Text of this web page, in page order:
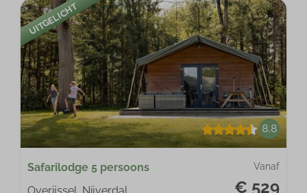
UITGELICHT
8,8
Vanaf
€ 529
Safarilodge 5 persoons